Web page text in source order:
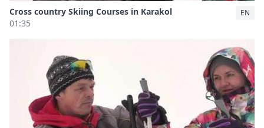
Cross country Skiing Courses in Karakol
01:35
EN